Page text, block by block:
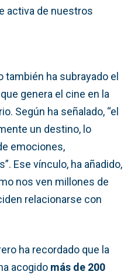
activa de nuestros
también ha subrayado el
genera el cine en la
Según ha señalado, “el
un destino, lo
emociones,
Ese vínculo, ha añadido,
nos ven millones de
relacionarse con
ha recordado que la
acogido más de 200